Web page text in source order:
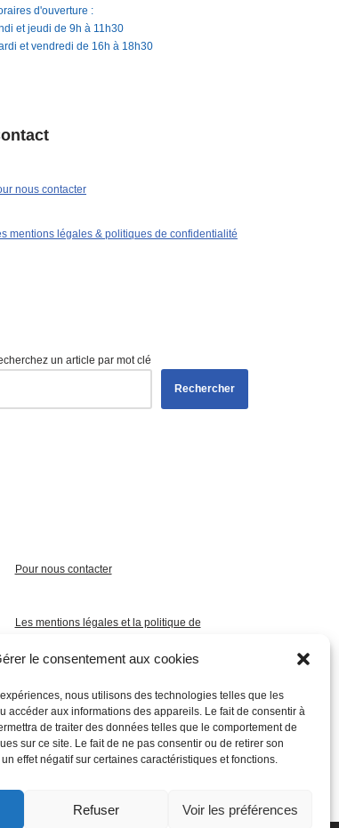
le consentement aux cookies
nous utilisons des technologies telles que les
accéder aux informations des appareils. Le fait de consentir à
de traiter des données telles que le comportement de
sur ce site. Le fait de ne pas consentir ou de retirer son
effet négatif sur certaines caractéristiques et fonctions.
Refuser Voir les préférences
d'ouverture :
et jeudi de 9h à 11h30
et vendredi de 16h à 18h30
nous contacter
mentions légales & politiques de confidentialité
un article par mot clé
Rechercher
Pour nous contacter
Les mentions légales et la politique de